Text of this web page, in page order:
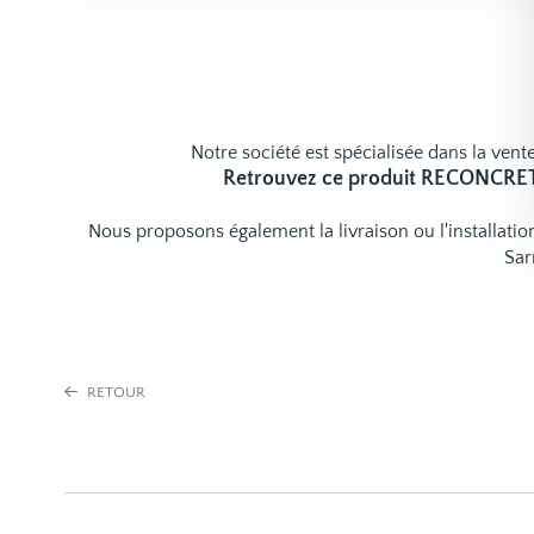
Notre société est spécialisée dans la
Retrouvez ce produit
Nous proposons également la livraison ou
RETOUR